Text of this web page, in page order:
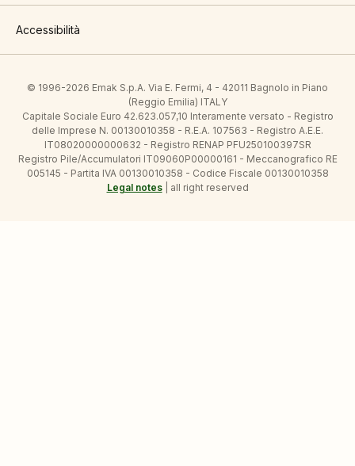
Accessibilità
© 1996-2026 Emak S.p.A. Via E. Fermi, 4 - 42011 Bagnolo in Piano
(Reggio Emilia) ITALY
Capitale Sociale Euro 42.623.057,10 Interamente versato - Registro
delle Imprese N. 00130010358 - R.E.A. 107563 - Registro A.E.E.
IT08020000000632 - Registro RENAP PFU250100397SR
Registro Pile/Accumulatori IT09060P00000161 - Meccanografico RE
005145 - Partita IVA 00130010358 - Codice Fiscale 00130010358
Legal notes| all right reserved